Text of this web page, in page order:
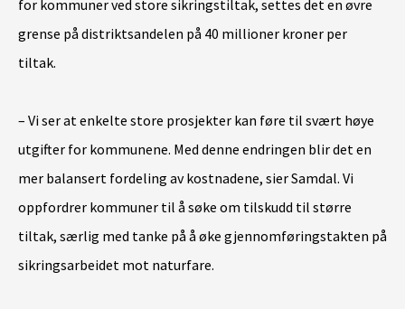
for kommuner ved store sikringstiltak, settes det en øvre
grense på distriktsandelen på 40 millioner kroner per
tiltak.
– Vi ser at enkelte store prosjekter kan føre til svært høye
utgifter for kommunene. Med denne endringen blir det en
mer balansert fordeling av kostnadene, sier Samdal. Vi
oppfordrer kommuner til å søke om tilskudd til større
tiltak, særlig med tanke på å øke gjennomføringstakten på
sikringsarbeidet mot naturfare.